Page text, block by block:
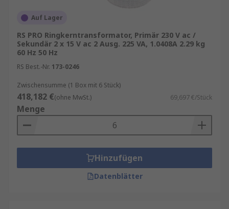
Auf Lager
RS PRO Ringkerntransformator, Primär 230 V ac /
Sekundär 2 x 15 V ac 2 Ausg. 225 VA, 1.0408A 2.29 kg
60 Hz 50 Hz
RS Best.-Nr. 173-0246
Zwischensumme (1 Box mit 6 Stück)
418,182 €(ohne MwSt.) 69,697 €/Stück
Menge
Hinzufügen
Datenblätter